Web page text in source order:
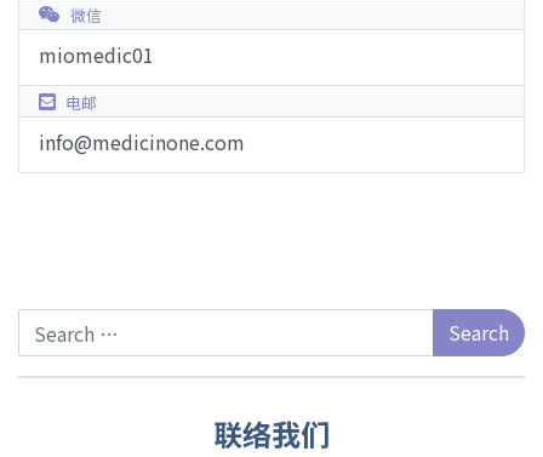
微信
miomedic01
电邮
info@medicinone.com
Search
联络我们